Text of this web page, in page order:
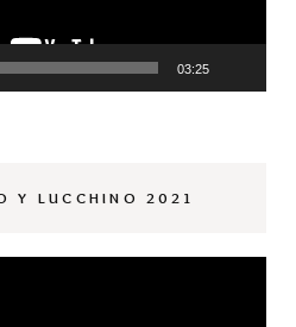
03:25
Y LUCCHINO 2021